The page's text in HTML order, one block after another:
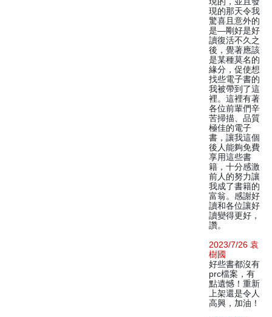
現的那天令我
驚喜且意外的
是—剛好是好
讀復活不久之
後，覺著應該
是某種莫名的
緣分，促使想
找些電子書的
我被帶到了這
裡。這裡有著
各位前輩們辛
苦掃描、品質
極佳的電子
書，讓我這個
後人能夠免費
享用這些書
籍，十分感激
前人的努力讓
我成了書籍的
富翁。感謝好
讀和各位讓好
讀變得更好，
讚。
2023/7/26 袁
樹國
好些書都沒有
prc檔案，有
點遺憾！重新
上架還是令人
高興，加油！